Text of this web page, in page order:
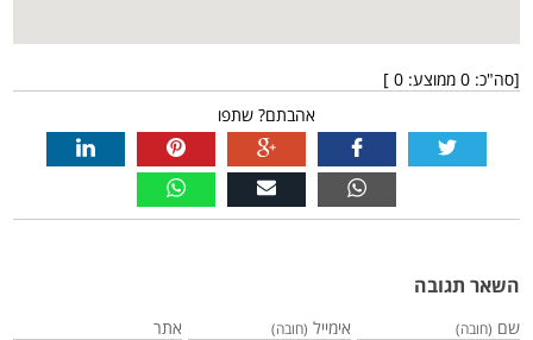
[סה"כ: 0 ממוצע: 0
]
אהבתם? שתפו
השאר תגובה
שם (חובה) אימייל (חובה) אתר